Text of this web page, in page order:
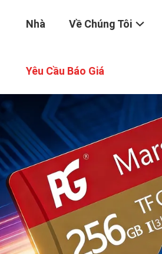
Nhà Về Chúng Tôi
Yêu Cầu Báo Giá